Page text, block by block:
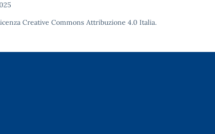
Creative Commons Attribuzione 4.0 Italia.